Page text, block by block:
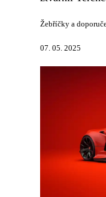
Žebříčky a
07. 05. 2025